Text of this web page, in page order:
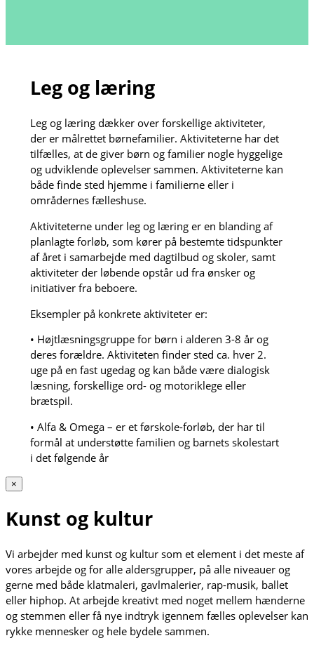
Leg og læring
Leg og læring dækker over forskellige aktiviteter,
der er målrettet børnefamilier. Aktiviteterne har det
tilfælles, at de giver børn og familier nogle hyggelige
og udviklende oplevelser sammen. Aktiviteterne kan
både finde sted hjemme i familierne eller i
områdernes fælleshuse.
Aktiviteterne under leg og læring er en blanding af
planlagte forløb, som kører på bestemte tidspunkter
af året i samarbejde med dagtilbud og skoler, samt
aktiviteter der løbende opstår ud fra ønsker og
initiativer fra beboere.
Eksempler på konkrete aktiviteter er:
• Højtlæsningsgruppe for børn i alderen 3-8 år og
deres forældre. Aktiviteten finder sted ca. hver 2.
uge på en fast ugedag og kan både være dialogisk
læsning, forskellige ord- og motoriklege eller
brætspil.
• Alfa & Omega – er et førskole-forløb, der har til
formål at understøtte familien og barnets skolestart
i det følgende år
×
Kunst og kultur
Vi arbejder med kunst og kultur som et element i det meste af
vores arbejde og for alle aldersgrupper, på alle niveauer og
gerne med både klatmaleri, gavlmalerier, rap-musik, ballet
eller hiphop. At arbejde kreativt med noget mellem hænderne
og stemmen eller få nye indtryk igennem fælles oplevelser kan
rykke mennesker og hele bydele sammen.